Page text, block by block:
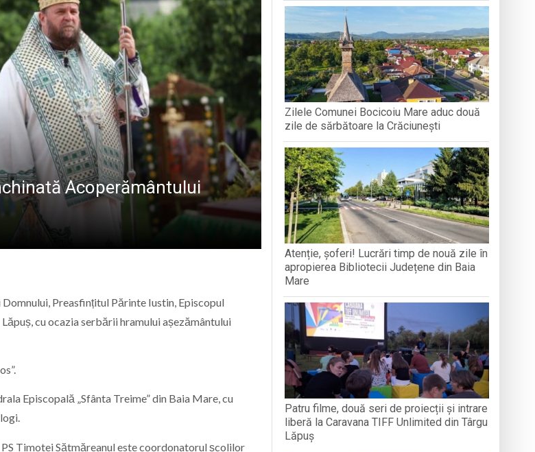
august 2026
cât pe ce să-l țină departe de școală
după ce i s-a făcut rău în timp ce lucra la recoltarea roșiilor
de Kati Szabo
Acoperământului
Preasfințitul Părinte Iustin, Episcopul
cu ocazia serbării hramului așezământului
Episcopală „Sfânta Treime” din Baia Mare, cu
Timotei Sătmăreanul este coordonatorul școlilor
Zilele Comunei Bocicoiu Mare aduc două
zile de sărbătoare la Crăciunești
Atenție, șoferi! Lucrări timp de nouă zile în
apropierea Bibliotecii Județene din Baia
Mare
Patru filme, două seri de proiecții și intrare
liberă la Caravana TIFF Unlimited din Târgu
Lăpuș